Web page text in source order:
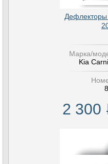
Дефлекторы
Марка/
Kia
2 300